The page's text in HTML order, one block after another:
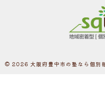
© 2026 大阪府豊中市の塾なら個別